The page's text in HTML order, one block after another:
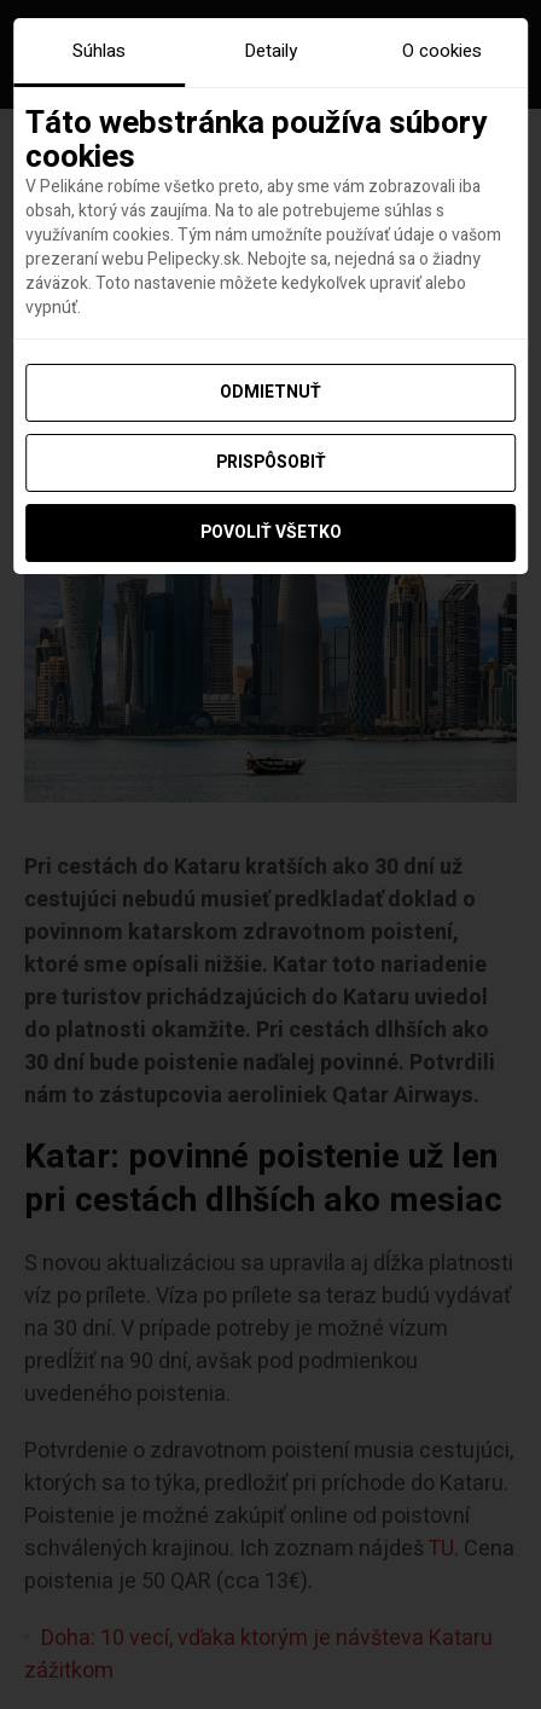
Pri ceste do Kataru kratšej
ako 30 dní už netreba povinné
zdravotné poistenie
autorHana Hudson 7. MARCA 2023
Pri cestách do Kataru kratších ako 30 dní už
cestujúci nebudú musieť predkladať doklad o
povinnom katarskom zdravotnom poistení,
ktoré sme opísali nižšie. Katar toto nariadenie
pre turistov prichádzajúcich do Kataru uviedol
do platnosti okamžite. Pri cestách dlhších ako
30 dní bude poistenie naďalej povinné. Potvrdili
nám to zástupcovia aeroliniek Qatar Airways.
Katar: povinné poistenie už len
pri cestách dlhších ako mesiac
S novou aktualizáciou sa upravila aj dĺžka platnosti
víz po prílete. Víza po prílete sa teraz budú vydávať
na 30 dní. V prípade potreby je možné vízum
predĺžiť na 90 dní, avšak pod podmienkou
uvedeného poistenia.
Potvrdenie o zdravotnom poistení musia cestujúci,
ktorých sa to týka, predložiť pri príchode do Kataru.
Poistenie je možné zakúpiť online od poistovní
schválených krajinou. Ich zoznam nájdešTU. Cena
poistenia je 50 QAR (cca 13€).
Doha: 10 vecí, vďaka ktorým je návšteva Kataru
zážitkom
Súhlas Detaily O cookies
Táto webstránka používa súbory
cookies
V Pelikáne robíme všetko preto, aby sme vám zobrazovali iba
obsah, ktorý vás zaujíma. Na to ale potrebujeme súhlas s
využívaním cookies. Tým nám umožníte používať údaje o vašom
prezeraní webu Pelipecky.sk. Nebojte sa, nejedná sa o žiadny
záväzok. Toto nastavenie môžete kedykoľvek upraviť alebo
vypnúť.
ODMIETNUŤ
PRISPÔSOBIŤ
POVOLIŤ VŠETKO